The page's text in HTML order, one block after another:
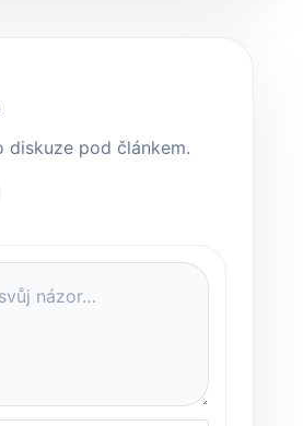
diskuze pod článkem.